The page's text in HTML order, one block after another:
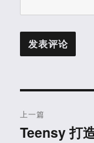
章
上一篇
上
Teensy 打